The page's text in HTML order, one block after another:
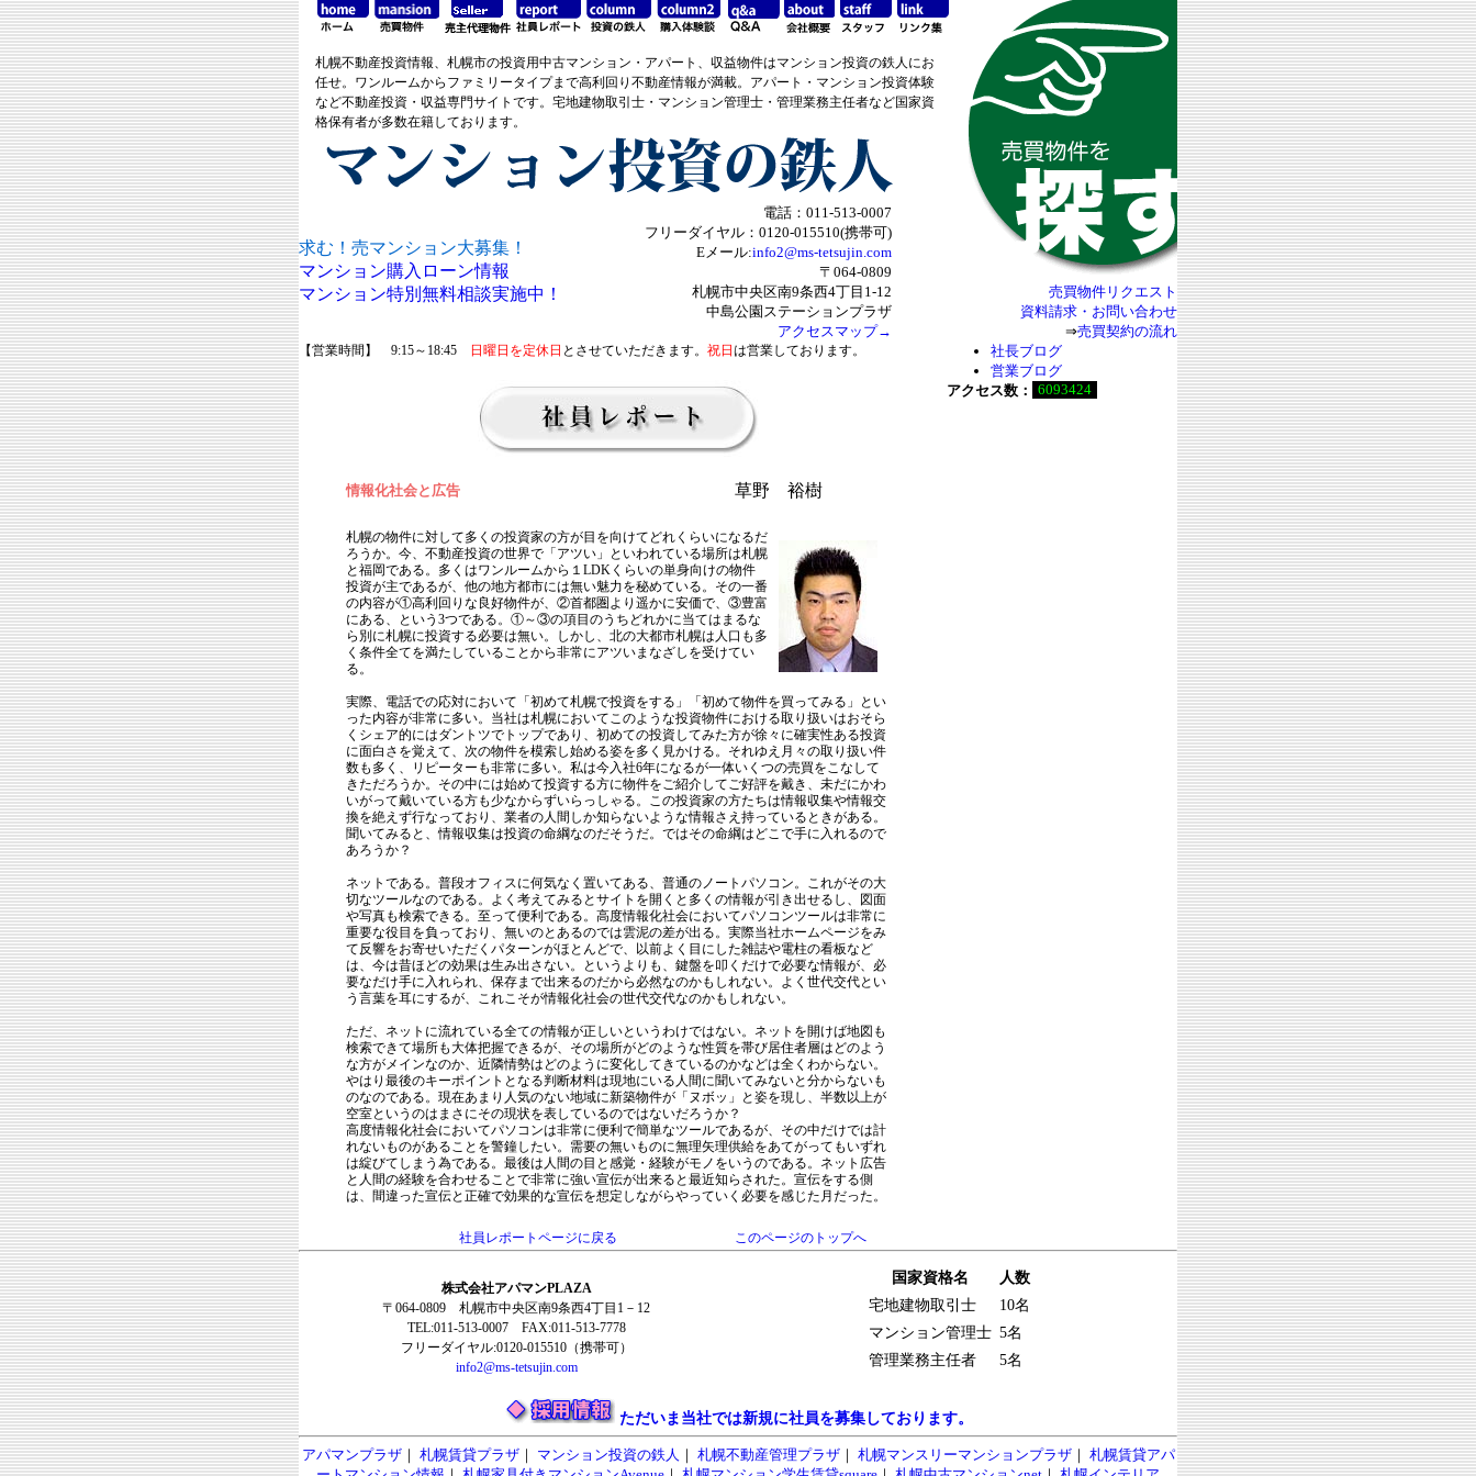
札幌不動産投資情報、札幌市の投資用中古マンション・アパート、収益物件はマンション投資の鉄人にお
任せ。ワンルームからファミリータイプまで高利回り不動産情報が満載。アパート・マンション投資体験
など不動産投資・収益専門サイトです。宅地建物取引士・マンション管理士・管理業務主任者など国家資
格保有者が多数在籍しております。
求む！売マンション大募集！
マンション購入ローン情報
マンション特別無料相談実施中！
電話：011-513-0007
フリーダイヤル：0120-015510(携帯可)
Eメール:info2@ms-tetsujin.com
〒064-0809
札幌市中央区南9条西4丁目1-12
中島公園ステーションプラザ
アクセスマップ→
【営業時間】 9:15～18:45 日曜日を定休日 とさせていただきます。 祝日 は営業しております。
情報化社会と広告 草野 裕樹
札幌の物件に対して多くの投資家の方が目を向けてどれくらいになるだ
ろうか。今、不動産投資の世界で「アツい」といわれている場所は札幌
と福岡である。多くはワンルームから１LDKくらいの単身向けの物件
投資が主であるが、他の地方都市には無い魅力を秘めている。その一番
の内容が①高利回りな良好物件が、②首都圏より遥かに安価で、③豊富
にある、という3つである。①～③の項目のうちどれかに当てはまるな
ら別に札幌に投資する必要は無い。しかし、北の大都市札幌は人口も多
く条件全てを満たしていることから非常にアツいまなざしを受けてい
る。
実際、電話での応対において「初めて札幌で投資をする」「初めて物件を買ってみる」とい
った内容が非常に多い。当社は札幌においてこのような投資物件における取り扱いはおそら
くシェア的にはダントツでトップであり、初めての投資してみた方が徐々に確実性ある投資
に面白さを覚えて、次の物件を模索し始める姿を多く見かける。それゆえ月々の取り扱い件
数も多く、リピーターも非常に多い。私は今入社6年になるが一体いくつの売買をこなして
きただろうか。その中には始めて投資する方に物件をご紹介してご好評を戴き、未だにかわ
いがって戴いている方も少なからずいらっしゃる。この投資家の方たちは情報収集や情報交
換を絶えず行なっており、業者の人間しか知らないような情報さえ持っているときがある。
聞いてみると、情報収集は投資の命綱なのだそうだ。ではその命綱はどこで手に入れるので
あろうか？
ネットである。普段オフィスに何気なく置いてある、普通のノートパソコン。これがその大
切なツールなのである。よく考えてみるとサイトを開くと多くの情報が引き出せるし、図面
や写真も検索できる。至って便利である。高度情報化社会においてパソコンツールは非常に
重要な役目を負っており、無いのとあるのでは雲泥の差が出る。実際当社ホームページをみ
て反響をお寄せいただくパターンがほとんどで、以前よく目にした雑誌や電柱の看板など
は、今は昔ほどの効果は生み出さない。というよりも、鍵盤を叩くだけで必要な情報が、必
要なだけ手に入れられ、保存まで出来るのだから必然なのかもしれない。よく世代交代とい
う言葉を耳にするが、これこそが情報化社会の世代交代なのかもしれない。
ただ、ネットに流れている全ての情報が正しいというわけではない。ネットを開けば地図も
検索できて場所も大体把握できるが、その場所がどのような性質を帯び居住者層はどのよう
な方がメインなのか、近隣情勢はどのように変化してきているのかなどは全くわからない。
やはり最後のキーポイントとなる判断材料は現地にいる人間に聞いてみないと分からないも
のなのである。現在あまり人気のない地域に新築物件が「ヌボッ」と姿を現し、半数以上が
空室というのはまさにその現状を表しているのではないだろうか？
高度情報化社会においてパソコンは非常に便利で簡単なツールであるが、その中だけでは計
れないものがあることを警鐘したい。需要の無いものに無理矢理供給をあてがってもいずれ
は綻びてしまう為である。最後は人間の目と感覚・経験がモノをいうのである。ネット広告
と人間の経験を合わせることで非常に強い宣伝が出来ると最近知らされた。宣伝をする側
は、間違った宣伝と正確で効果的な宣伝を想定しながらやっていく必要を感じた月だった。
社員レポートページに戻る このページのトップへ
売買物件リクエスト
資料請求・お問い合わせ
⇒売買契約の流れ
社長ブログ
営業ブログ
アクセス数：
6093424
株式会社アパマンPLAZA
〒064-0809 札幌市中央区南9条西4丁目1－12
TEL:011-513-0007 FAX:011-513-7778
フリーダイヤル:0120-015510（携帯可）
info2@ms-tetsujin.com
国家資格名
人数
宅地建物取引士
10名
マンション管理士 5名
管理業務主任者
5名
ただいま当社では新規に社員を募集しております。
アパマンプラザ｜ 札幌賃貸プラザ｜ マンション投資の鉄人 ｜ 札幌不動産管理プラザ｜ 札幌マンスリーマンションプラザ｜ 札幌賃貸アパ